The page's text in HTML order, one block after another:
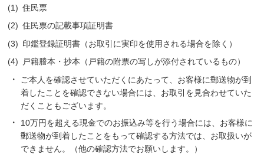
住民票
住民票の記載事項証明書
印鑑登録証明書（お取引に実印を使用される場合を除く）
戸籍謄本・抄本（戸籍の附票の写しが添付されているもの）
ご本人を確認させていただくにあたって、お客様に郵送物が到
着したことを確認できない場合には、お取引を見合わせていた
だくこともございます。
10万円を超える現金でのお振込み等を行う場合には、お客様に
郵送物が到着したことをもって確認する方法では、お取扱いが
できません。（他の確認方法でお願いします。）